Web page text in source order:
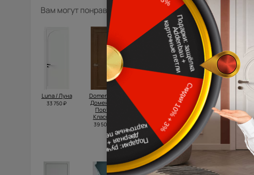
Вам могут понравиться
Luna / Луна
33 750 ₽
Domenica /
Доменика
Порта
Классик
39 500 ₽
Decoro /
Доменика
Нео
Классик
Декоро
20 315 ₽
Dinastia /
Династия
Порта
Классик
24 400 ₽